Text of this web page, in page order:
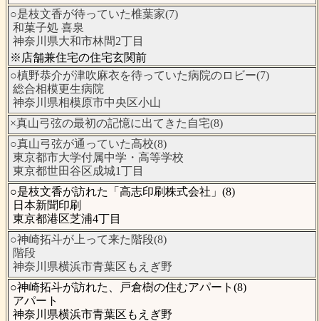
○是枝文香が待っていた椎葉家(7)
和菓子処 喜泉
神奈川県大和市林間2丁目
※店舗兼住宅の住宅玄関前
○槙野恭介が津吹麻衣を待っていた病院のロビー(7)
総合相模更生病院
神奈川県相模原市中央区小山
×真山弓弦の最初の記憶に出てきた自宅(8)
○真山弓弦が通っていた高校(8)
東京都市大学付属中学・高等学校
東京都世田谷区成城1丁目
○是枝文香が訪れた「高志印刷株式会社」(8)
日本新聞印刷
東京都港区芝浦4丁目
○神崎拓斗が上って来た階段(8)
階段
神奈川県横浜市青葉区もえぎ野
○神崎拓斗が訪れた、戸倉樹の住むアパート(8)
アパート
神奈川県横浜市青葉区もえぎ野